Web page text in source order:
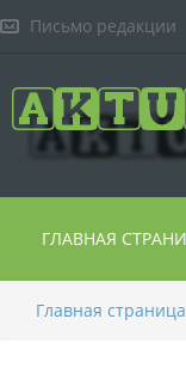
Письмо редакции
ГЛАВНАЯ
Главная страница